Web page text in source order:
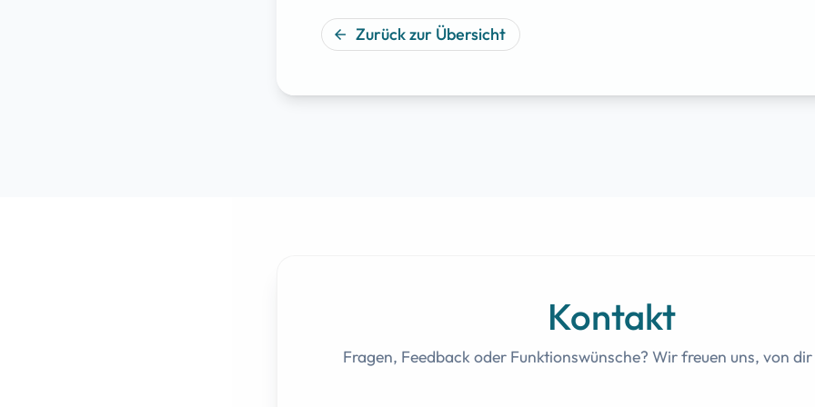
arrow_back Zurück zur Übersicht
Kontakt
Fragen, Feedback oder Funktionswünsche? Wir freuen uns, von